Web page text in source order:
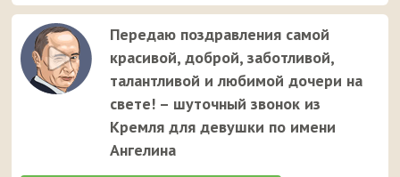
Передаю поздравления самой
красивой, доброй, заботливой,
талантливой и любимой дочери на
свете! – шуточный звонок из
Кремля для девушки по имени
Ангелина